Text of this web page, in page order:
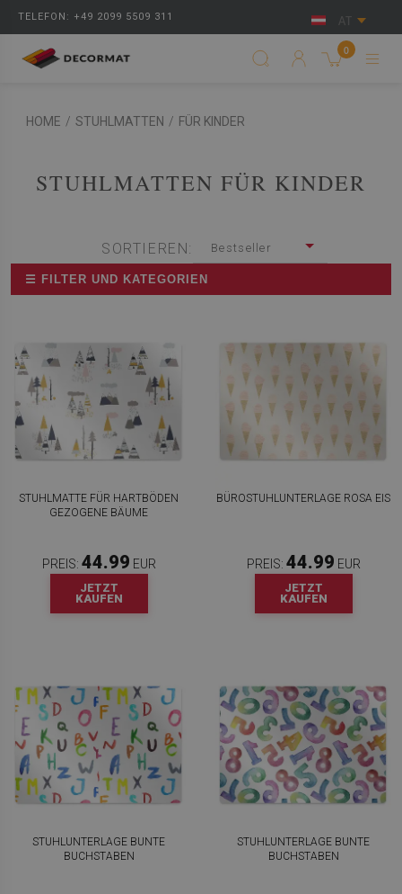
TELEFON: +49 2099 5509 311 AT
0
HOME / STUHLMATTEN / FÜR KINDER
STUHLMATTEN FÜR KINDER
SORTIEREN: Bestseller
☰ FILTER UND KATEGORIEN
STUHLMATTE FÜR HARTBÖDEN
GEZOGENE BÄUME
PREIS: 44.99 EUR
JETZT
KAUFEN
BÜROSTUHLUNTERLAGE ROSA EIS
PREIS: 44.99 EUR
JETZT
KAUFEN
STUHLUNTERLAGE BUNTE
BUCHSTABEN
STUHLUNTERLAGE BUNTE
BUCHSTABEN